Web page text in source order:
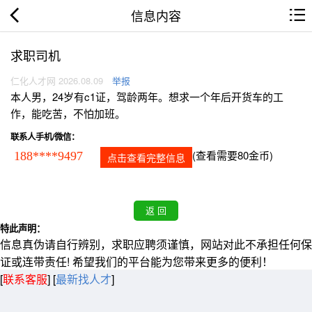
信息内容
求职司机
仁化人才网 2026.08.09 举报
本人男，24岁有c1证，驾龄两年。想求一个年后开货车的工
作，能吃苦，不怕加班。
联系人手机/微信：
188****9497 点击查看完整信息 (查看需要80金币)
特此声明：
信息真伪请自行辨别，求职应聘须谨慎，网站对此不承担任何保
证或连带责任! 希望我们的平台能为您带来更多的便利！
[联系客服] [最新找人才]